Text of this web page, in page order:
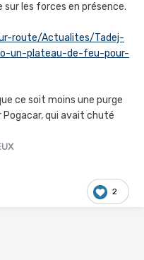
les forces en présence.
route/Actualites/Tadej-
un-plateau-de-feu-pour-
ce soit moins une purge
qui avait chuté
2